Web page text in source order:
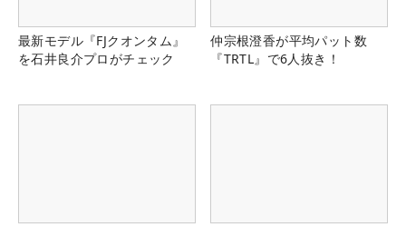
最新モデル『FJクオンタム』
を石井良介プロがチェック
仲宗根澄香が平均パット数
『TRTL』で6人抜き！